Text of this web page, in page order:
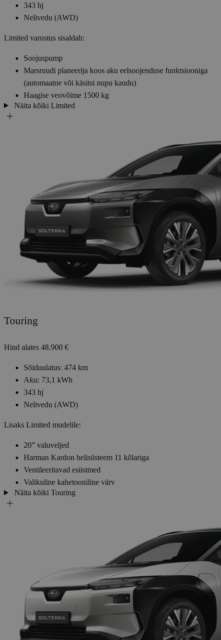
343 hj
Nelivedu (AWD)
Limited varustus sisaldab:
Soojuspump
Marsruudi planeerija koos aku eelsoojenduse funktsiooniga
(automaatne või käsitsi nupu kaudu)
Haagise veovõime 1500 kg
Näita kõiki Limited
Touring
Hind alates 48.900 €
Sõiduulatus: 474 km
Aku: 73,1 kWh
343 hj
Nelivedu (AWD)
Lisaks Limited mudelile:
20” valuveljed
Harman Kardon helisüsteem 11 kõlariga
Ventileeritavad esiistmed
Valikuline kahetooniline värv
Näita kõiki Touring